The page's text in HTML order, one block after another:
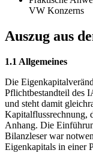
VW Konzerns
Auszug aus
1.1 Allgemeines
Die
Pflichtbestandteil des
und steht damit
Kapitalflussrechnung,
Anhang. Die
Bilanzleser war
Eigenkapitals in einer